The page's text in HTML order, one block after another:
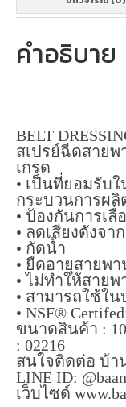
คำอธิบาย
BELT
สเปรย์ฉีดสายพ
เกรด
• เป็นที่ยอมรับ
กระบวนการผ
• ป้องกันการเ
• ลดเสียงดังจ
• กัดน้ำ
• ยืดอายุสายพ
• ไม่ทำให้สาย
• สามารถใช้ใ
• NSF®
ขนาดสินค้า : 10
: 02216
สนใจติดต่อ บ้า
LINE ID:
เว็บไซด์